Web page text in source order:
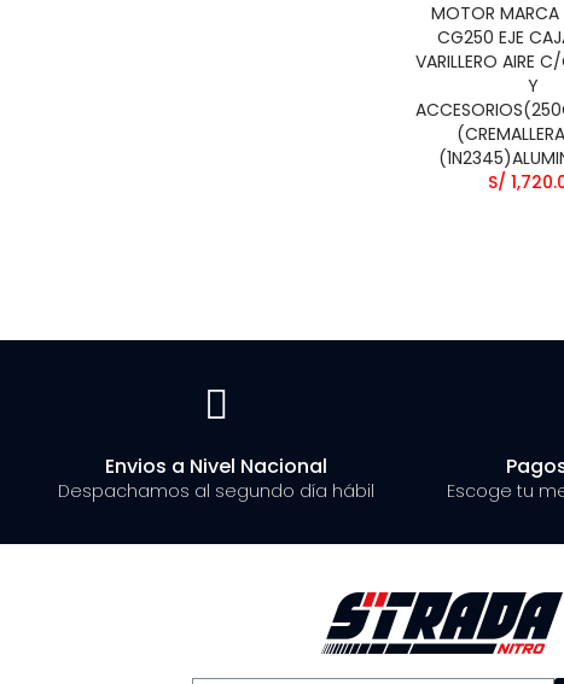
MOTOR MARCA
CG250 EJE
VARILLERO AIRE
Y
S/
Envios a Nivel Nacional
Despachamos al segundo día hábil Escoge tu